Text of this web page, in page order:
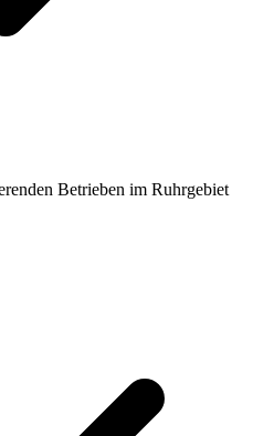
Betrieben im Ruhrgebiet